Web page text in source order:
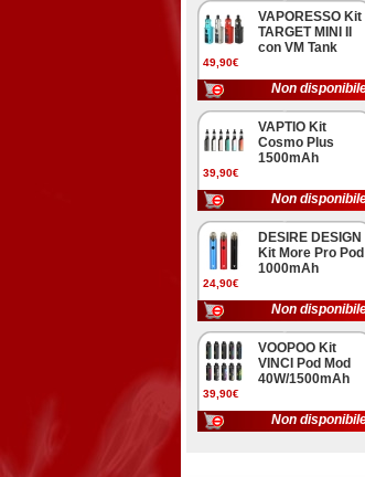
49,90€
VAPORESSO Kit
TARGET MINI II
con VM Tank
Non
39,90€
VAPTIO Kit
Cosmo Plus
1500mAh
Non
24,90€
DESIRE DESIGN
Kit More Pro Pod
1000mAh
Non
39,90€
VOOPOO Kit
VINCI Pod Mod
40W/1500mAh
Non